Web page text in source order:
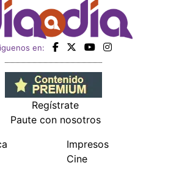
en:
Regístrate
Paute con nosotros
Impresos
Cine